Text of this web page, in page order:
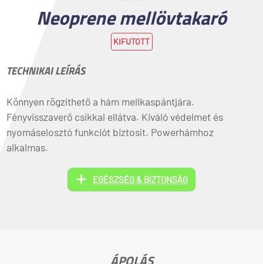
Neoprene mellövtakaró
KIFUTOTT
TECHNIKAI LEÍRÁS
Könnyen rögzíthető a hám mellkaspántjára.
Fényvisszaverő csíkkal ellátva. Kiváló védelmet és
nyomáselosztó funkciót biztosít. Powerhámhoz
alkalmas.
EGÉSZSÉG & BIZTONSÁG